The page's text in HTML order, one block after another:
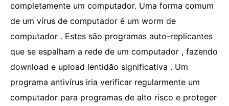
completamente um computador. Uma forma comum
de um vírus de computador é um worm de
computador . Estes são programas auto-replicantes
que se espalham a rede de um computador , fazendo
download e upload lentidão significativa . Um
programa antivírus iria verificar regularmente um
computador para programas de alto risco e proteger